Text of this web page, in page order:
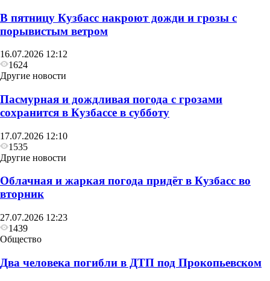
В пятницу Кузбасс накроют дожди и грозы с
порывистым ветром
16.07.2026 12:12
1624
Другие новости
Пасмурная и дождливая погода с грозами
сохранится в Кузбассе в субботу
17.07.2026 12:10
1535
Другие новости
Облачная и жаркая погода придёт в Кузбасс во
вторник
27.07.2026 12:23
1439
Общество
Два человека погибли в ДТП под Прокопьевском